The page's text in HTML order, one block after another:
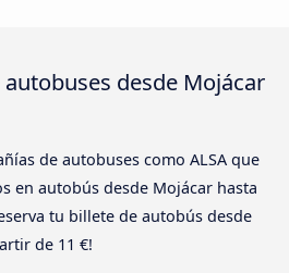
desde Mojácar
de autobuses como ALSA que
en autobús desde Mojácar hasta
tu billete de autobús desde
de 11 €!